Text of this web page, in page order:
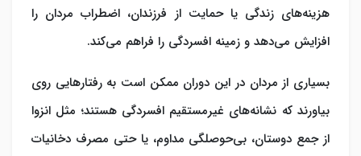
هزینه‌های زندگی یا حمایت از فرزندان، اضطراب مردان را
افزایش می‌دهد و زمینه افسردگی را فراهم می‌کند.
بسیاری از مردان در این دوران ممکن است به رفتارهایی روی
بیاورند که نشانه‌های غیرمستقیم افسردگی هستند؛ مثل انزوا
از جمع دوستان، بی‌حوصلگی مداوم، یا حتی مصرف دخانیات